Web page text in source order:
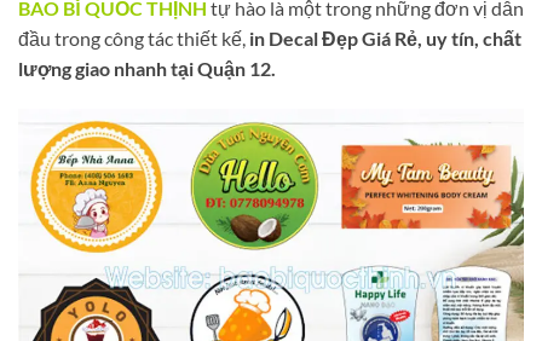
BAO BÌ QUỐC THỊNH tự hào là một trong những đơn vị dẫn
đầu trong công tác thiết kế, in Decal Đẹp Giá Rẻ, uy tín, chất
lượng giao nhanh tại Quận 12.